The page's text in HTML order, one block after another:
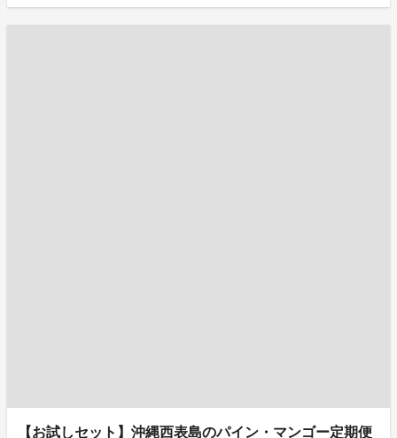
【お試しセット】沖縄西表島のパイン・マンゴー定期便